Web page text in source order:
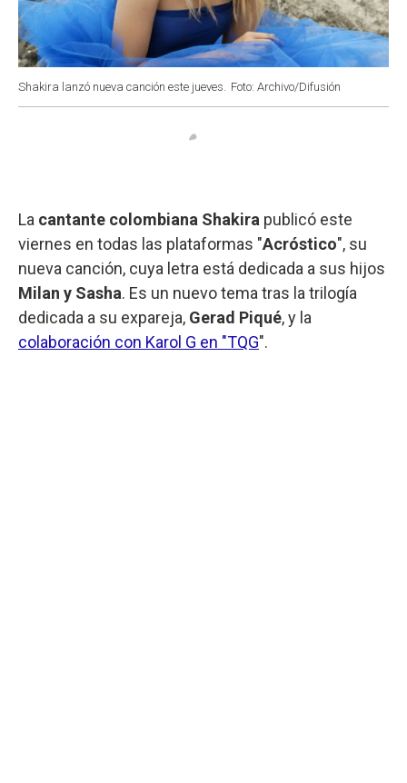
Shakira lanzó nueva canción este jueves. Foto: Archivo/Difusión
La cantante colombiana Shakira publicó este
viernes en todas las plataformas "Acróstico", su
nueva canción, cuya letra está dedicada a sus hijos
Milan y Sasha. Es un nuevo tema tras la trilogía
dedicada a su expareja, Gerad Piqué, y la
colaboración con Karol G en "TQG".